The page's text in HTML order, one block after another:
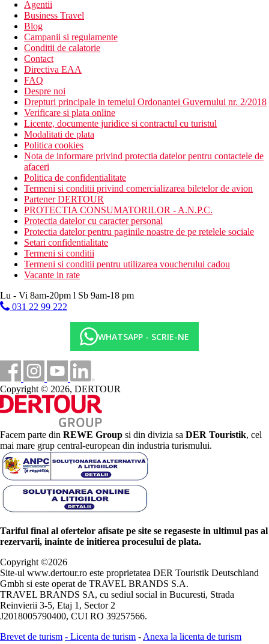
Agentii
Business Travel
Blog
Campanii si regulamente
Conditii de calatorie
Contact
Directiva EAA
FAQ
Despre noi
Drepturi principale in temeiul Ordonantei Guvernului nr. 2/2018
Verificare si plata online
Licente, documente juridice si contractul cu turistul
Modalitati de plata
Politica cookies
Nota de informare privind protectia datelor pentru contactele de
afaceri
Politica de confidentialitate
Termeni si conditii privind comercializarea biletelor de avion
Partener DERTOUR
PROTECTIA CONSUMATORILOR - A.N.P.C.
Protectia datelor cu caracter personal
Protectia datelor pentru paginile noastre de pe retelele sociale
Setari confidentialitate
Termeni si conditii
Termeni si conditii pentru utilizarea voucherului cadou
Vacante in rate
Lu - Vi 8am-20pm l Sb 9am-18 pm
031 22 99 222
WHATSAPP - SCRIE-NE
Copyright © 2026, DERTOUR
Facem parte din REWE Group si din divizia sa DER Touristik, cel
mai mare grup central-european din industria turismului.
Tariful final al ofertelor afisate pe site se regaseste in ultimul pas al
rezervarii, inainte de initierea procesului de plata.
Copyright ©2026
Site-ul www.dertour.ro este proprietatea DER Touristik Deutschland
Gmbh si este operat de TRAVEL BRANDS S.A.
TRAVEL BRANDS SA, cu sediul social in Bucuresti, Strada
Reinvierii 3-5, Etaj 1, Sector 2
J2018005790400, CUI RO 39257566.
Brevet de turism - Licenta de turism - Anexa la licenta de turism